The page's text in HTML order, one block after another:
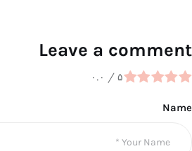
Leave a comment
۰.۰ / ۵
Name